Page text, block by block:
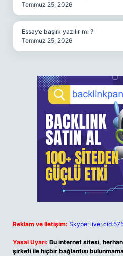
Temmuz 25, 2026
Essay’e başlık yazılır mı ?
Temmuz 25, 2026
Reklam ve İletişim: Skype:
Yasal Uyarı: Bu internet sitesi,
şirketi ile hiçbir bağlantısı